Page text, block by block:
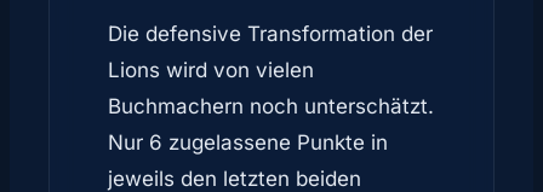
Die defensive Transformation der
Lions wird von vielen
Buchmachern noch unterschätzt.
Nur 6 zugelassene Punkte in
jeweils den letzten beiden